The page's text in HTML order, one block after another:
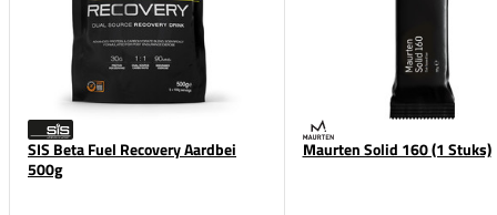
SIS Beta Fuel Recovery Aardbei
500g
Maurten Solid 160 (1 Stuks)